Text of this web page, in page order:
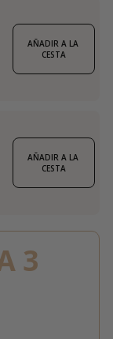
AÑADIR A LA
CESTA
AÑADIR A LA
CESTA
3